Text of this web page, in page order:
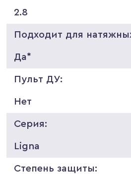
2.8
Подходит для
Да*
Пульт ДУ:
Нет
Серия:
Ligna
Степень защиты: